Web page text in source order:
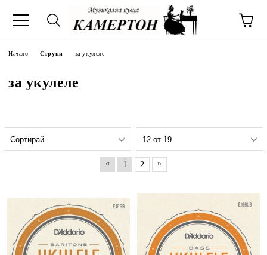
Начало Струни за укулеле
за укулеле
« 1 2 »